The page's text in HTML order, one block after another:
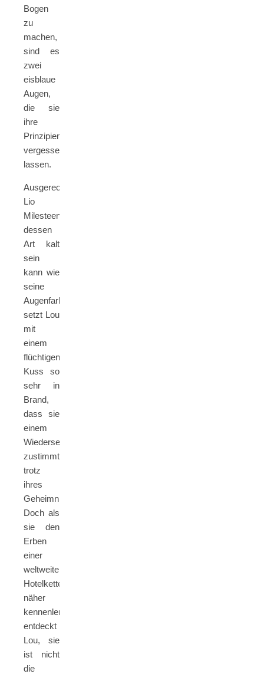
Bogen
zu
machen,
sind es
zwei
eisblaue
Augen,
die sie
ihre
Prinzipien
vergessen
lassen.
Ausgerechnet
Lio
Milesteen,
dessen
Art kalt
sein
kann wie
seine
Augenfarbe,
setzt Lou
mit
einem
flüchtigen
Kuss so
sehr in
Brand,
dass sie
einem
Wiedersehen
zustimmt,
trotz
ihres
Geheimnisses.
Doch als
sie den
Erben
einer
weltweiten
Hotelkette
näher
kennenlernt,
entdeckt
Lou, sie
ist nicht
die